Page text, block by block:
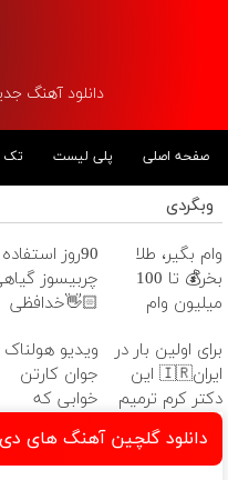
دانلود آهنگ جدید 1404 در
صفحه اصلی پلی لیست تک
وبگردی
وام بگیر، طلا
بخر💰 تا 100
میلیون وام
ضامن
90روز استفاده
چربیسوز
👋🏻خدافظی
چاقی!خرید با
تخفیف
برای اولین بار در
ایران🇮🇷 این
دکتر کرم ترمیم
کننده 23 روزه
ساخت!
ویدیو هولناک
جوان کارتن
خوابی که
میلیاردر شد.
آموزش رایگان
دانلود گلچین آهنگ های